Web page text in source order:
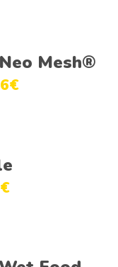
Mesh®
€
€